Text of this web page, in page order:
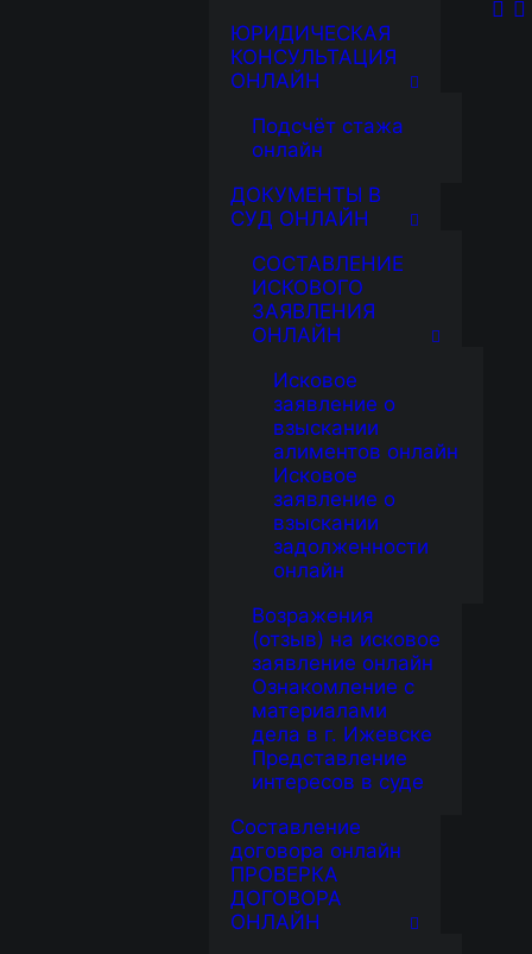
ЮРИДИЧЕСКАЯ
КОНСУЛЬТАЦИЯ
ОНЛАЙН
Подсчёт стажа
онлайн
ДОКУМЕНТЫ В
СУД ОНЛАЙН
СОСТАВЛЕНИЕ
ИСКОВОГО
ЗАЯВЛЕНИЯ
ОНЛАЙН
Исковое
заявление о
взыскании
алиментов онлайн
Исковое
заявление о
взыскании
задолженности
онлайн
Возражения
(отзыв) на исковое
заявление онлайн
Ознакомление с
материалами
дела в г. Ижевске
Представление
интересов в суде
Составление
договора онлайн
ПРОВЕРКА
ДОГОВОРА
ОНЛАЙН